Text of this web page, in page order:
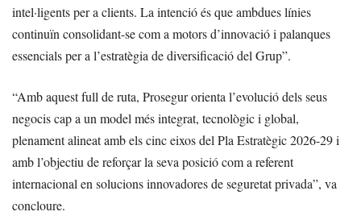
intel·ligents per a clients. La intenció és que ambdues línies
continuïn consolidant-se com a motors d’innovació i palanques
essencials per a l’estratègia de diversificació del Grup”.
“Amb aquest full de ruta, Prosegur orienta l’evolució dels seus
negocis cap a un model més integrat, tecnològic i global,
plenament alineat amb els cinc eixos del Pla Estratègic 2026-29 i
amb l’objectiu de reforçar la seva posició com a referent
internacional en solucions innovadores de seguretat privada”, va
concloure.